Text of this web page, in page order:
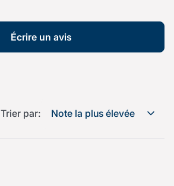
Écrire un avis
Trier par: Note la plus élevée